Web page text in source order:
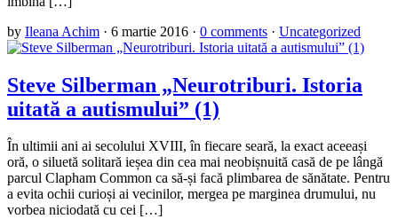
by Ileana Achim · 6 martie 2016 · 0 comments · Uncategorized
Steve Silberman „Neurotriburi. Istoria
uitată a autismului” (1)
În ultimii ani ai secolului XVIII, în fiecare seară, la exact aceeași
oră, o siluetă solitară ieșea din cea mai neobișnuită casă de pe lângă
parcul Clapham Common ca să-și facă plimbarea de sănătate. Pentru
a evita ochii curioși ai vecinilor, mergea pe marginea drumului, nu
vorbea niciodată cu cei […]